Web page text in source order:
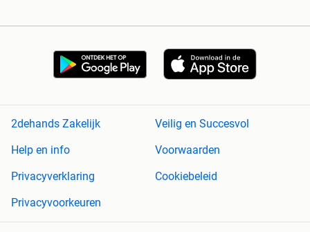
2dehands Zakelijk
Veilig en Succesvol
Help en info
Voorwaarden
Privacyverklaring
Cookiebeleid
Privacyvoorkeuren